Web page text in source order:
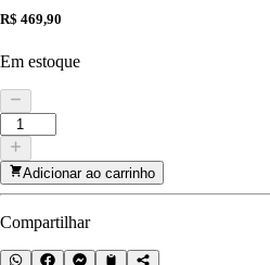
R$ 469,90
Em estoque
Adicionar ao carrinho
Compartilhar